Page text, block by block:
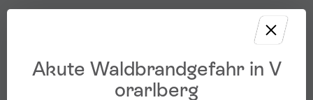
Akute Waldbrandgefahr in V
orarlberg